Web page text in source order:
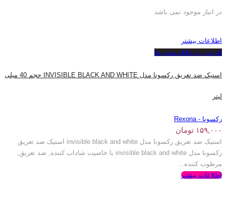
در انبار موجود نمی باشد
اطلاعات بیشتر
افزودن به علاقه مندی ها
استیک ضد تعریق رکسونا مدل INVISIBLE BLACK AND WHITE حجم 40 میلی
لیتر
رکسونا - Rexona
۱۵۹,۰۰۰ تومان
استیک ضد تعریق رکسونا مدل invisible black and white استیک ضد تعریق
رکسونا مدل invisible black and white با خاصیت شاداب کننده, ضد تعریق,
مرطوب کننده...
اطلاعات بیشتر